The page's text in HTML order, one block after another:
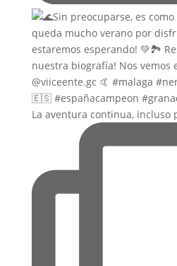
La aventura continua, incluso